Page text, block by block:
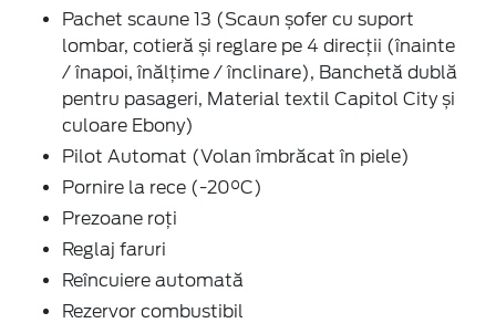
Pachet scaune 13 (Scaun șofer cu suport
lombar, cotieră și reglare pe 4 direcții (înainte
/ înapoi, înălțime / înclinare), Banchetă dublă
pentru pasageri, Material textil Capitol City și
culoare Ebony)
Pilot Automat (Volan îmbrăcat în piele)
Pornire la rece (-20°C)
Prezoane roți
Reglaj faruri
Reîncuiere automată
Rezervor combustibil